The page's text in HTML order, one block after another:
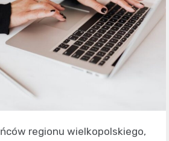
regionu wielkopolskiego,